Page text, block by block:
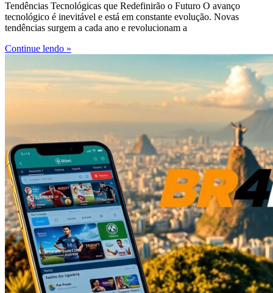
Tendências Tecnológicas que Redefinirão o Futuro O avanço
tecnológico é inevitável e está em constante evolução. Novas
tendências surgem a cada ano e revolucionam a
Continue lendo »